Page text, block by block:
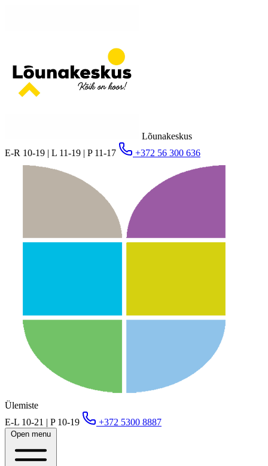
Lõunakeskus
E-R 10-19 | L 11-19 | P 11-17
+372 56 300 636
Ülemiste
E-L 10-21 | P 10-19
+372 5300 8887
Open menu